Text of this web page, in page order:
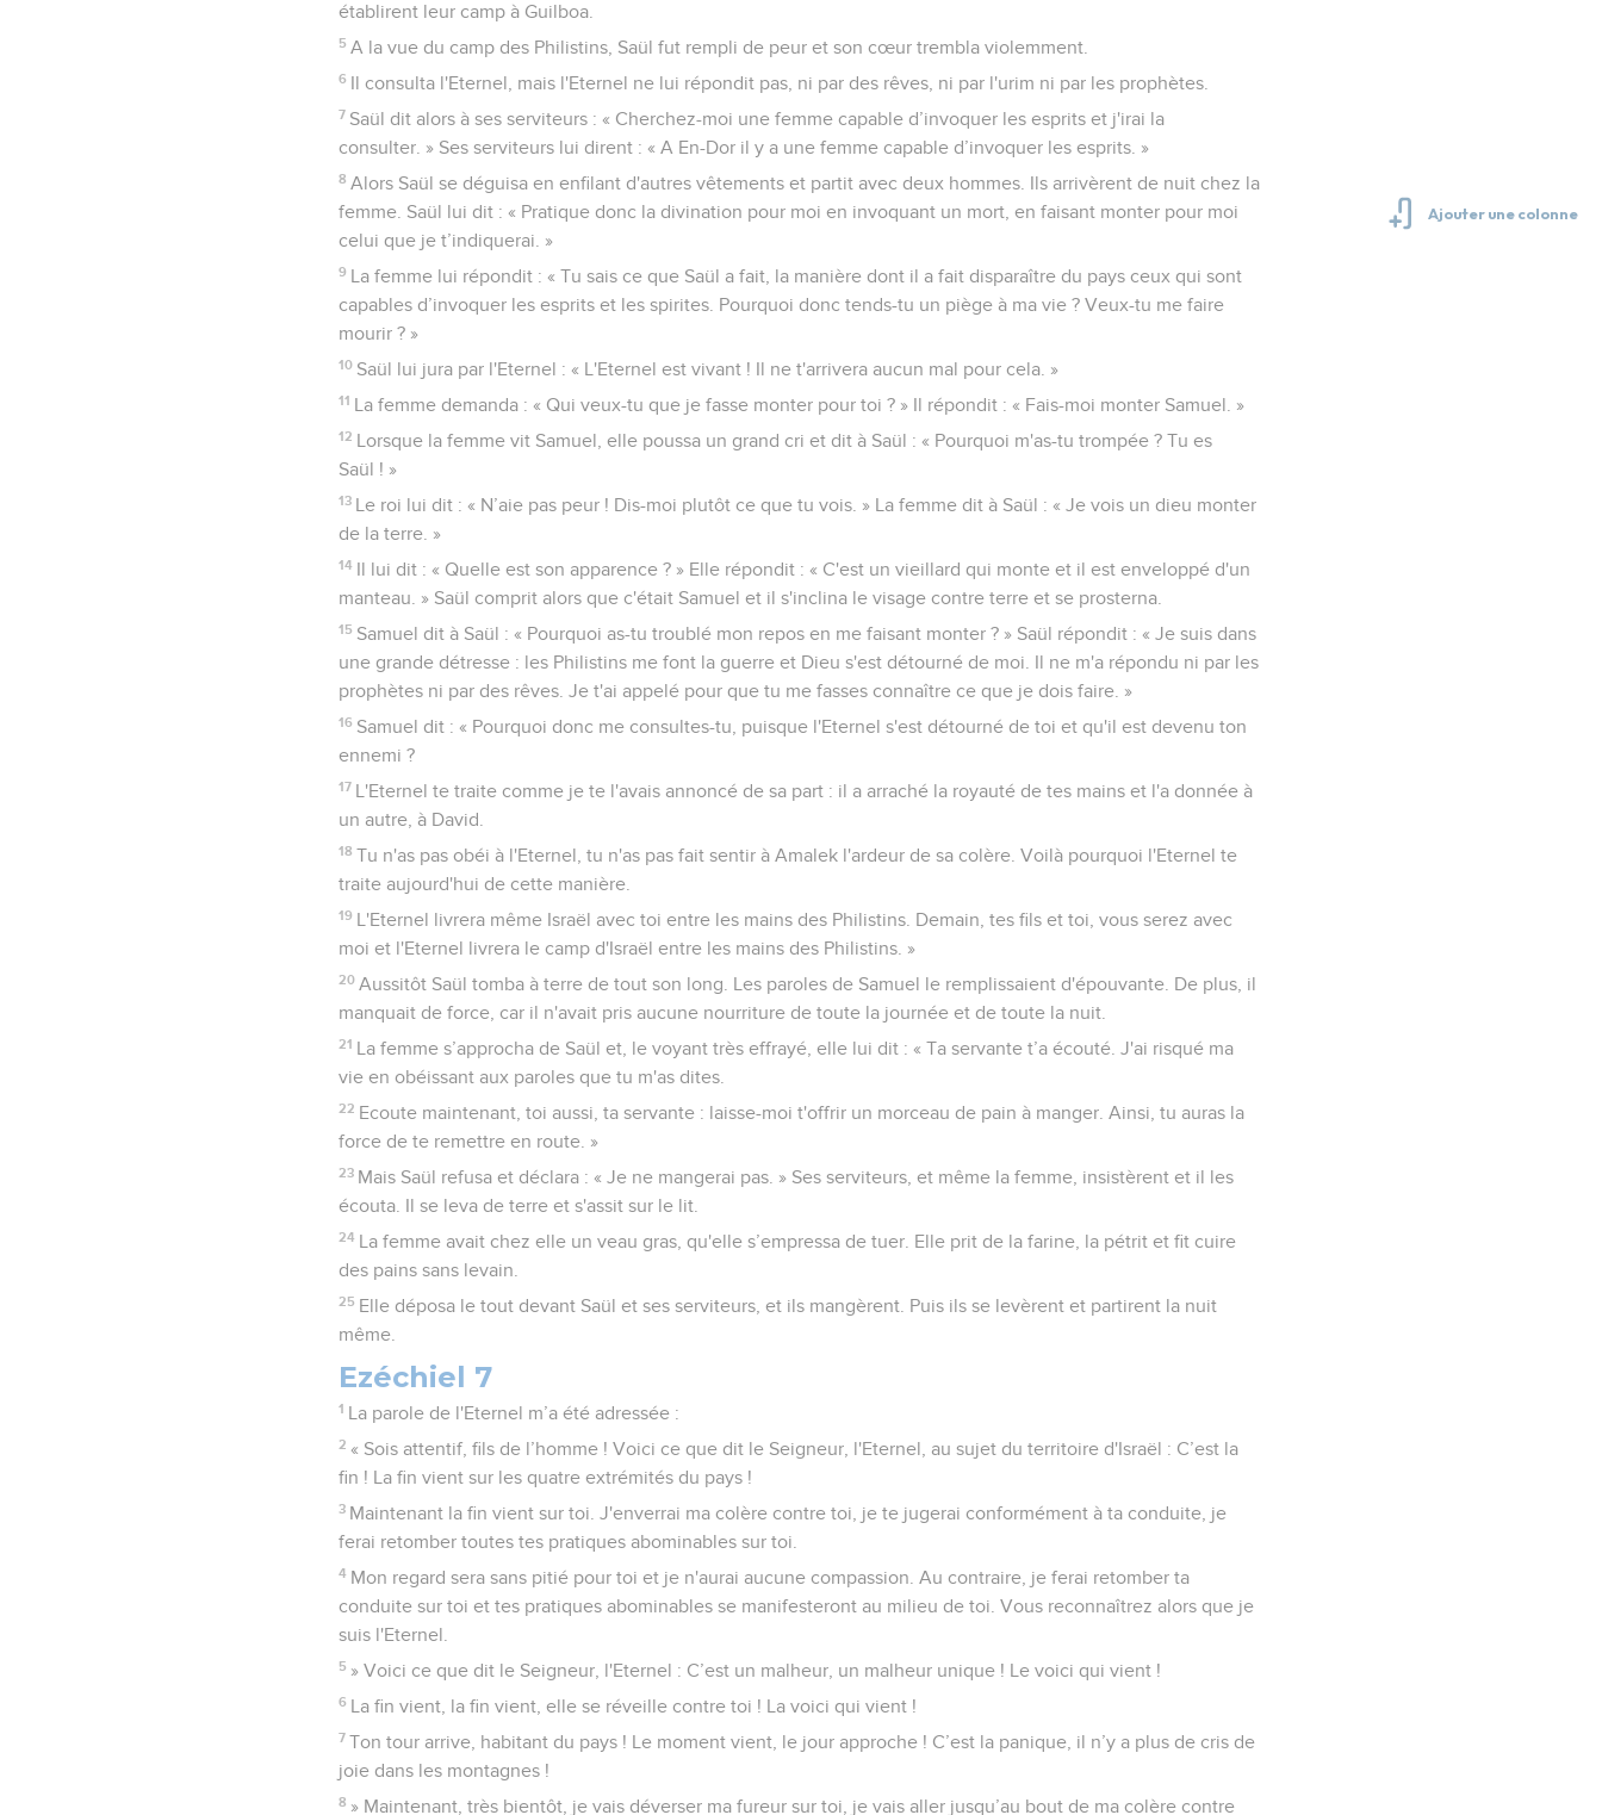
établirent leur camp à Guilboa.
5 A la vue du camp des Philistins, Saül fut rempli de peur et son cœur trembla violemment.
6 Il consulta l'Eternel, mais l'Eternel ne lui répondit pas, ni par des rêves, ni par l'urim ni par les prophètes.
7 Saül dit alors à ses serviteurs : « Cherchez-moi une femme capable d’invoquer les esprits et j'irai la
consulter. » Ses serviteurs lui dirent : « A En-Dor il y a une femme capable d’invoquer les esprits. »
8 Alors Saül se déguisa en enfilant d'autres vêtements et partit avec deux hommes. Ils arrivèrent de nuit chez la
femme. Saül lui dit : « Pratique donc la divination pour moi en invoquant un mort, en faisant monter pour moi
celui que je t’indiquerai. »
9
La femme lui répondit : « Tu sais ce que Saül a fait, la manière dont il a fait disparaître du pays ceux qui sont
capables d’invoquer les esprits et les spirites. Pourquoi donc tends-tu un piège à ma vie ? Veux-tu me faire
mourir ? »
10 Saül lui jura par l'Eternel : « L'Eternel est vivant ! Il ne t'arrivera aucun mal pour cela. »
11 La femme demanda : « Qui veux-tu que je fasse monter pour toi ? » Il répondit : « Fais-moi monter Samuel. »
12
Lorsque la femme vit Samuel, elle poussa un grand cri et dit à Saül : « Pourquoi m'as-tu trompée ? Tu es
Saül ! »
13
Le roi lui dit : « N’aie pas peur ! Dis-moi plutôt ce que tu vois. » La femme dit à Saül : « Je vois un dieu monter
de la terre. »
14
Il lui dit : « Quelle est son apparence ? » Elle répondit : « C'est un vieillard qui monte et il est enveloppé d'un
manteau. » Saül comprit alors que c'était Samuel et il s'inclina le visage contre terre et se prosterna.
15 Samuel dit à Saül : « Pourquoi as-tu troublé mon repos en me faisant monter ? » Saül répondit : « Je suis dans
une grande détresse : les Philistins me font la guerre et Dieu s'est détourné de moi. Il ne m'a répondu ni par les
prophètes ni par des rêves. Je t'ai appelé pour que tu me fasses connaître ce que je dois faire. »
16 Samuel dit : « Pourquoi donc me consultes-tu, puisque l'Eternel s'est détourné de toi et qu'il est devenu ton
ennemi ?
17
L'Eternel te traite comme je te l'avais annoncé de sa part : il a arraché la royauté de tes mains et l'a donnée à
un autre, à David.
18 Tu n'as pas obéi à l'Eternel, tu n'as pas fait sentir à Amalek l'ardeur de sa colère. Voilà pourquoi l'Eternel te
traite aujourd'hui de cette manière.
19
L'Eternel livrera même Israël avec toi entre les mains des Philistins. Demain, tes fils et toi, vous serez avec
moi et l'Eternel livrera le camp d'Israël entre les mains des Philistins. »
20 Aussitôt Saül tomba à terre de tout son long. Les paroles de Samuel le remplissaient d'épouvante. De plus, il
manquait de force, car il n'avait pris aucune nourriture de toute la journée et de toute la nuit.
21
La femme s’approcha de Saül et, le voyant très effrayé, elle lui dit : « Ta servante t’a écouté. J'ai risqué ma
vie en obéissant aux paroles que tu m'as dites.
22 Ecoute maintenant, toi aussi, ta servante : laisse-moi t'offrir un morceau de pain à manger. Ainsi, tu auras la
force de te remettre en route. »
23 Mais Saül refusa et déclara : « Je ne mangerai pas. » Ses serviteurs, et même la femme, insistèrent et il les
écouta. Il se leva de terre et s'assit sur le lit.
24
La femme avait chez elle un veau gras, qu'elle s’empressa de tuer. Elle prit de la farine, la pétrit et fit cuire
des pains sans levain.
25 Elle déposa le tout devant Saül et ses serviteurs, et ils mangèrent. Puis ils se levèrent et partirent la nuit
même.
Ezéchiel 7
1 La parole de l'Eternel m’a été adressée :
2 « Sois attentif, fils de l’homme ! Voici ce que dit le Seigneur, l'Eternel, au sujet du territoire d'Israël : C’est la
fin ! La fin vient sur les quatre extrémités du pays !
3 Maintenant la fin vient sur toi. J'enverrai ma colère contre toi, je te jugerai conformément à ta conduite, je
ferai retomber toutes tes pratiques abominables sur toi.
4 Mon regard sera sans pitié pour toi et je n'aurai aucune compassion. Au contraire, je ferai retomber ta
conduite sur toi et tes pratiques abominables se manifesteront au milieu de toi. Vous reconnaîtrez alors que je
suis l'Eternel.
5 » Voici ce que dit le Seigneur, l'Eternel : C’est un malheur, un malheur unique ! Le voici qui vient !
6 La fin vient, la fin vient, elle se réveille contre toi ! La voici qui vient !
7 Ton tour arrive, habitant du pays ! Le moment vient, le jour approche ! C’est la panique, il n’y a plus de cris de
joie dans les montagnes !
8 » Maintenant, très bientôt, je vais déverser ma fureur sur toi, je vais aller jusqu’au bout de ma colère contre